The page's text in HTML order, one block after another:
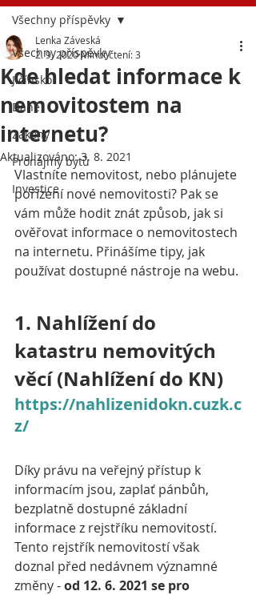
Všechny příspěvky
Jičínsko
Daně
Zákony
Pronájmy bytů
Investice
Všechny příspěvky
Kde hledat informace k
nemovitostem na
internetu?
Lenka Záveská
2. 9. 2020Minut čtení: 3
Aktualizováno:3. 8. 2021
Vlastníte nemovitost, nebo plánujete
pořízení nové nemovitosti? Pak se
vám může hodit znát způsob, jak si
ověřovat informace o nemovitostech
na internetu. Přinášíme tipy, jak
používat dostupné nástroje na webu.
1. Nahlížení do
katastru nemovitých
věcí (Nahlížení do KN)
https://nahlizenidokn.cuzk.c
z/
Díky právu na veřejný přístup k
informacím jsou, zaplať pánbůh,
bezplatně dostupné základní
informace z rejstříku nemovitostí.
Tento rejstřík nemovitostí však
doznal před nedávnem významné
změny - od 12. 6. 2021 se pro